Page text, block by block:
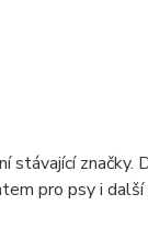
značky.
pro psy i